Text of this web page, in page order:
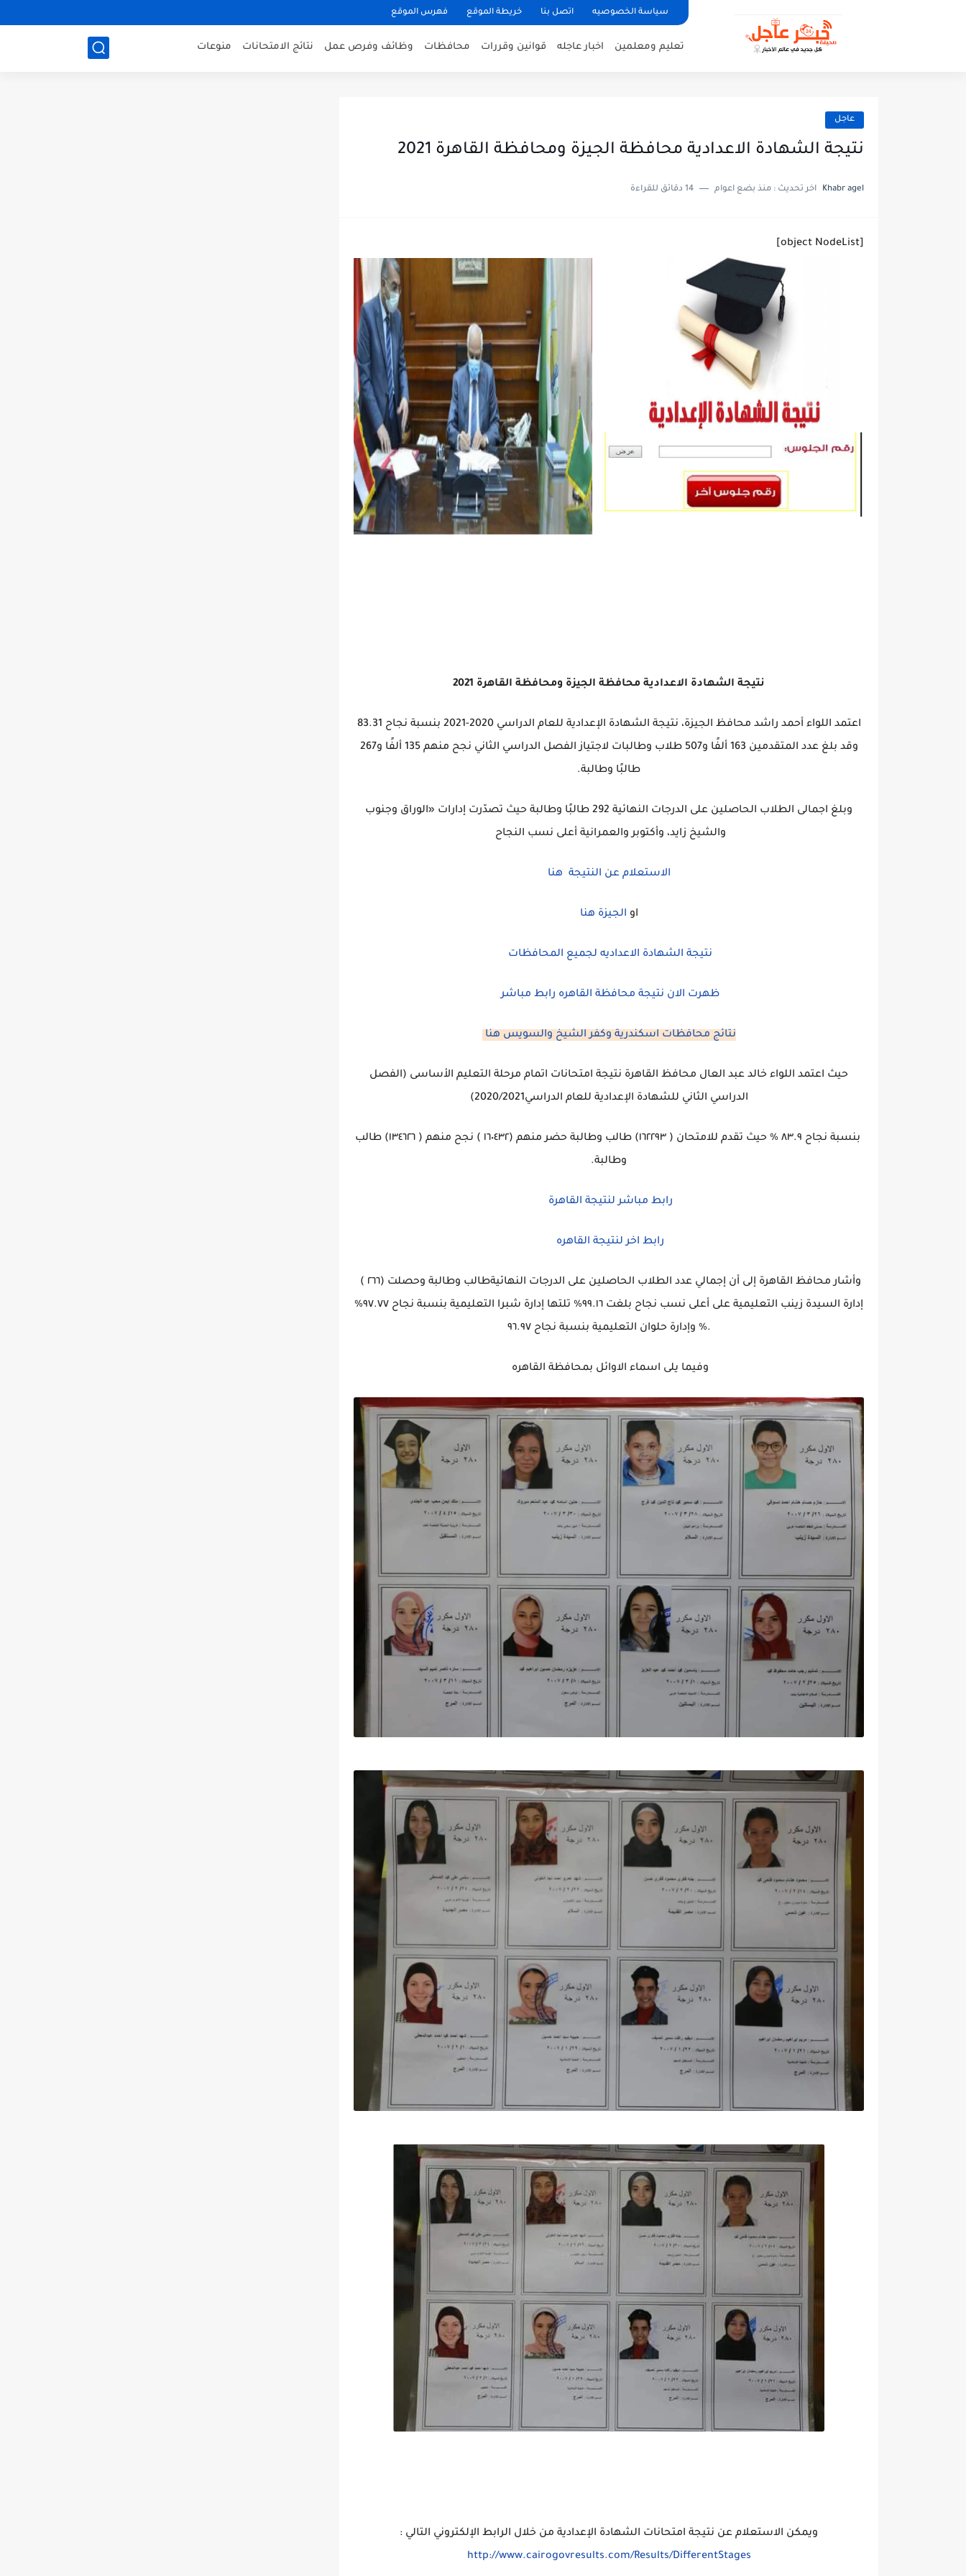
سياسة الخصوصيه اتصل بنا خريطة الموقع فهرس الموقع
تعليم ومعلمين اخبار عاجله قوانين وقررات محافظات وظائف وفرص عمل نتائج الامتحانات منوعات
عاجل
نتيجة الشهادة الاعدادية محافظة الجيزة ومحافظة القاهرة 2021
Khabr agel اخر تحديث : منذ بضع اعوام 14 دقائق للقراءة
[object NodeList]
نتيجة الشهادة الاعدادية محافظة الجيزة ومحافظة القاهرة 2021
اعتمد اللواء أحمد راشد محافظ الجيزة، نتيجة الشهادة الإعدادية للعام الدراسي 2020-2021 بنسبة نجاح 83.31
وقد بلغ عدد المتقدمين 163 ألفًا و507 طلاب وطالبات لاجتياز الفصل الدراسي الثاني نجح منهم 135 ألفًا و267
طالبًا وطالبة.
وبلغ اجمالى الطلاب الحاصلين على الدرجات النهائية 292 طالبًا وطالبة حيث تصدّرت إدارات «الوراق وجنوب
والشيخ زايد، وأكتوبر والعمرانية أعلى نسب النجاح
الاستعلام عن النتيجة هنا
او الجيزة هنا
نتيجة الشهادة الاعداديه لجميع المحافظات
ظهرت الان نتيجة محافظة القاهره رابط مباشر
نتائج محافظات اسكندرية وكفر الشيخ والسويس هنا
حيث ⁩اعتمد اللواء خالد عبد العال محافظ القاهرة نتيجة امتحانات اتمام مرحلة التعليم الأساسى (الفصل
الدراسي الثاني للشهادة الإعدادية للعام الدراسي2020/2021)
بنسبة نجاح ٨٣.٩ % حيث تقدم للامتحان ( ١٦٢٢٩٣) طالب وطالبة حضر منهم (١٦٠٤٣٢ ) نجح منهم ( ١٣٤٦٢٦) طالب
وطالبة.
رابط مباشر لنتيجة القاهرة
رابط اخر لنتيجة القاهره
⁩وأشار محافظ القاهرة إلى أن إجمالي عدد الطلاب الحاصلين على الدرجات النهائية⁦ ( ٢٦٦) ⁦⁩طالب وطالبة ⁦⁩وحصلت
إدارة السيدة زينب التعليمية على أعلى نسب نجاح بلغت ٩٩.١٦% تلتها إدارة شبرا التعليمية بنسبة نجاح ٩٧.٧٧%
وإدارة حلوان التعليمية بنسبة نجاح ٩٦.٩٧ %.
وفيما يلى اسماء الاوائل بمحافظة القاهره
ويمكن الاستعلام عن نتيجة امتحانات الشهادة الإعدادية من خلال الرابط الإلكتروني التالي :
http://www.cairogovresults.com/Results/DifferentStages